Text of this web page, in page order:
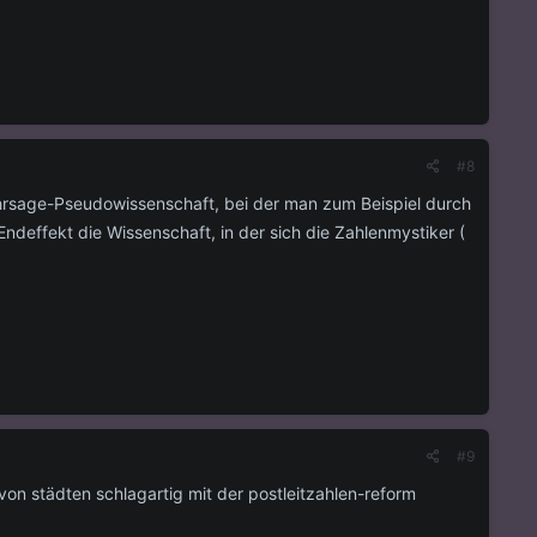
#8
Pseudowissenschaft, bei der man zum Beispiel durch
die Wissenschaft, in der sich die Zahlenmystiker (
#9
städten schlagartig mit der postleitzahlen-reform